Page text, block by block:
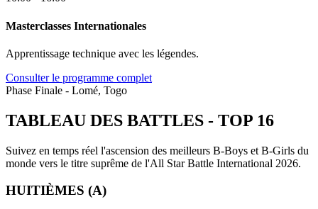
Masterclasses Internationales
Apprentissage technique avec les légendes.
Consulter le programme complet
Phase Finale - Lomé, Togo
TABLEAU DES BATTLES - TOP 16
Suivez en temps réel l'ascension des meilleurs B-Boys et B-Girls du
monde vers le titre suprême de l'All Star Battle International 2026.
HUITIÈMES (A)